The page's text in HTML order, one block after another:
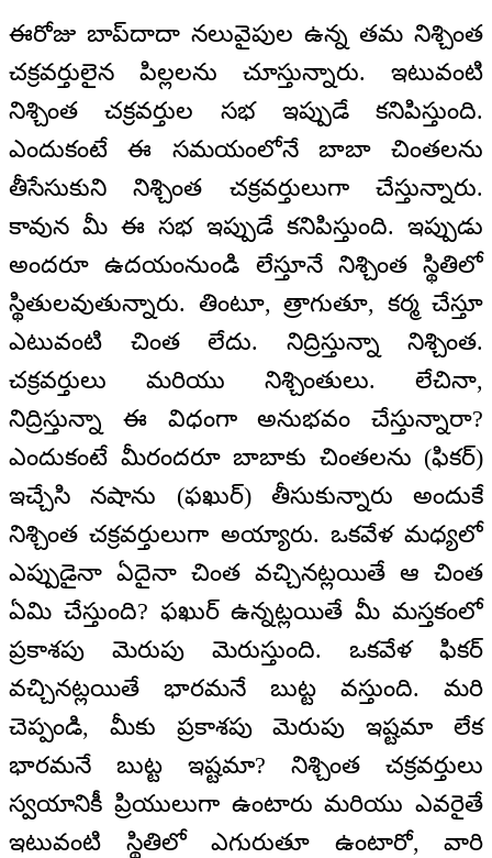
ఈరోజు బాప్‌దాదా నలువైపుల ఉన్న తమ నిశ్చింత
చక్రవర్తులైన పిల్లలను చూస్తున్నారు. ఇటువంటి
నిశ్చింత చక్రవర్తుల సభ ఇప్పుడే కనిపిస్తుంది.
ఎందుకంటే ఈ సమయంలోనే బాబా చింతలను
తీసేసుకుని నిశ్చింత చక్రవర్తులుగా చేస్తున్నారు.
కావున మీ ఈ సభ ఇప్పుడే కనిపిస్తుంది. ఇప్పుడు
అందరూ ఉదయంనుండి లేస్తూనే నిశ్చింత స్థితిలో
స్థితులవుతున్నారు. తింటూ, త్రాగుతూ, కర్మ చేస్తూ
ఎటువంటి చింత లేదు. నిద్రిస్తున్నా నిశ్చింత.
చక్రవర్తులు మరియు నిశ్చింతులు. లేచినా,
నిద్రిస్తున్నా ఈ విధంగా అనుభవం చేస్తున్నారా?
ఎందుకంటే మీరందరూ బాబాకు చింతలను (ఫికర్‌)
ఇచ్చేసి నషాను (ఫఖుర్‌) తీసుకున్నారు అందుకే
నిశ్చింత చక్రవర్తులుగా అయ్యారు. ఒకవేళ మధ్యలో
ఎప్పుడైనా ఏదైనా చింత వచ్చినట్లయితే ఆ చింత
ఏమి చేస్తుంది? ఫఖుర్‌ ఉన్నట్లయితే మీ మస్తకంలో
ప్రకాశపు మెరుపు మెరుస్తుంది. ఒకవేళ ఫికర్‌
వచ్చినట్లయితే భారమనే బుట్ట వస్తుంది. మరి
చెప్పండి, మీకు ప్రకాశపు మెరుపు ఇష్టమా లేక
భారమనే బుట్ట ఇష్టమా? నిశ్చింత చక్రవర్తులు
స్వయానికీ ప్రియులుగా ఉంటారు మరియు ఎవరైతే
ఇటువంటి స్థితిలో ఎగురుతూ ఉంటారో, వారి